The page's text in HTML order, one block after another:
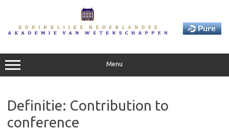
Menu
Definitie: Contribution to
conference